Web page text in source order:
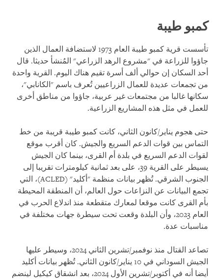
كمبو طيبة
تأسست قرية كمبو طيبة العام 1973 لاستضافة العمال الذين
جاؤوا للزراعة في "مشروع الرهد الزراعي" المُنشأ حديثا. قال
أحد السكان إن حوالي ألف أسرة تقيم هناك اليوم. القرية واحدة
من تجمعات عديدة للعمال الزراعيين تُعرف باسم "الكانابي"،
سكانها غالبا من مجتمعات غير عربية، جاؤوا من مناطق أخرى
للعمل في مثل هذه المشاريع الزراعية.
حتى هجوم يناير/كانون الثاني، كانت كمبو طيبة قريبة من خط
التماس بين قوات الدعم السريع والجيش. كان أقرب موقع
لقوات الدعم السريع في بلدة أم القرى، بينما كان الجيش
يسيطر على القرية 39، على بعد ثمانية كيلومترات تقريبا إلى
الجنوب الشرقي. تُظهر بيانات منظمة "أكليد" (ACLED)، التي
تجمع البيانات عن النزاعات حول العالم، أن المنطقة المحيطة
بأم القرى كانت موقعا لمعارك متقطعة منذ اندلاع الحرب في
العام 2023، وأن البلدة وقعت تحت سيطرة جهات مختلفة في
مناسبات عدة.
تصاعد القتال منذ نوفمبر/تشرين الثاني 2024، وسيطر عليها
الجيش السوداني في 10 يناير/كانون الثاني. تُظهر بيانات أكليد
أيضا أنه في أكتوبر/تشرين الأول 2024، بعد انشقاق كيكيل لينضم